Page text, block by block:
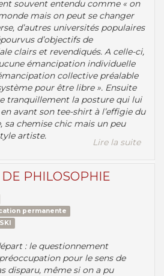
souvent entendu comme « on
mais on peut se changer
d’autres universités populaires
d’objectifs de
clairs et revendiqués. A celle-ci,
émancipation individuelle
collective préalable
pour être libre ». Ensuite
tranquillement la posture qui lui
avant son tee-shirt à l’effigie du
sa chemise chic mais un peu
artiste.
Lire la suite
DE PHILOSOPHIE
permanente
: le questionnement
pour le sens de
disparu, même si on a pu